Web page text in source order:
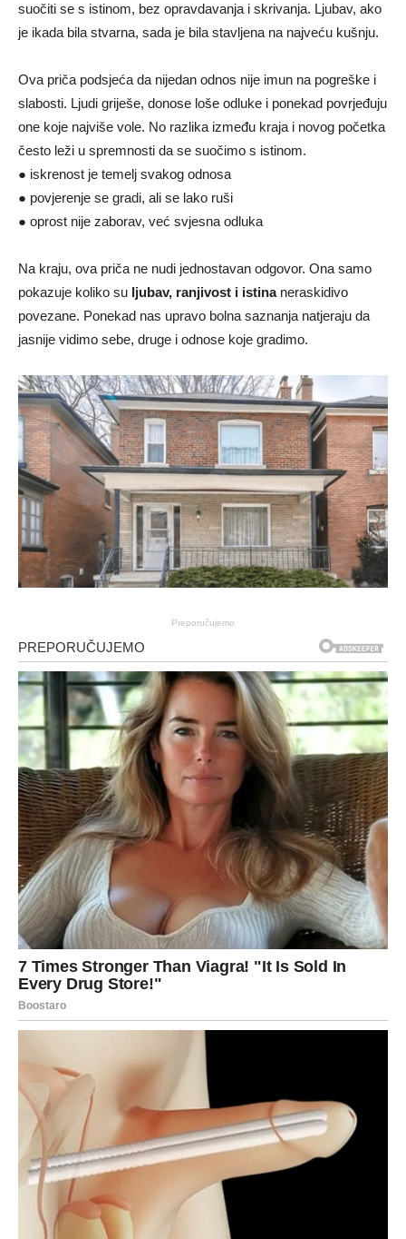
suočiti se s istinom, bez opravdavanja i skrivanja. Ljubav, ako
je ikada bila stvarna, sada je bila stavljena na najveću kušnju.
Ova priča podsjeća da nijedan odnos nije imun na pogreške i
slabosti. Ljudi griješe, donose loše odluke i ponekad povrjeđuju
one koje najviše vole. No razlika između kraja i novog početka
često leži u spremnosti da se suočimo s istinom.
● iskrenost je temelj svakog odnosa
● povjerenje se gradi, ali se lako ruši
● oprost nije zaborav, već svjesna odluka
Na kraju, ova priča ne nudi jednostavan odgovor. Ona samo
pokazuje koliko su ljubav, ranjivost i istinaneraskidivo
povezane. Ponekad nas upravo bolna saznanja natjeraju da
jasnije vidimo sebe, druge i odnose koje gradimo.
Preporučujemo